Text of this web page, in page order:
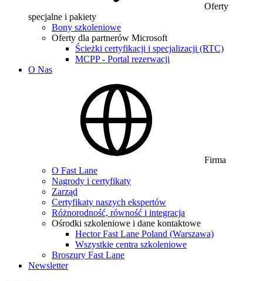
Oferty
specjalne i pakiety
Bony szkoleniowe
Oferty dla partnerów Microsoft
Ścieżki certyfikacji i specjalizacji (RTC)
MCPP - Portal rezerwacji
O Nas
Firma
O Fast Lane
Nagrody i certyfikaty
Zarząd
Certyfikaty naszych ekspertów
Różnorodność, równość i integracja
Ośrodki szkoleniowe i dane kontaktowe
Hector Fast Lane Poland (Warszawa)
Wszystkie centra szkoleniowe
Broszury Fast Lane
Newsletter